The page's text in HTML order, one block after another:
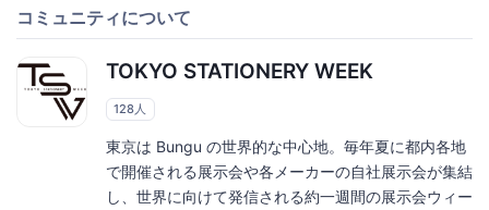
コミュニティについて
TOKYO STATIONERY WEEK
128人
東京は Bungu の世界的な中心地。毎年夏に都内各地
で開催される展示会や各メーカーの自社展示会が集結
し、世界に向けて発信される約一週間の展示会ウィー